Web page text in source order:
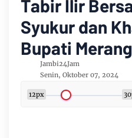
Tabir Ilir
Syukur dan
Bupati
Jambi24Jam
Senin, Oktober 07, 2024
12px